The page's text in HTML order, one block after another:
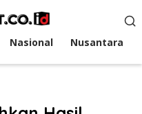
Nasional Nusantara